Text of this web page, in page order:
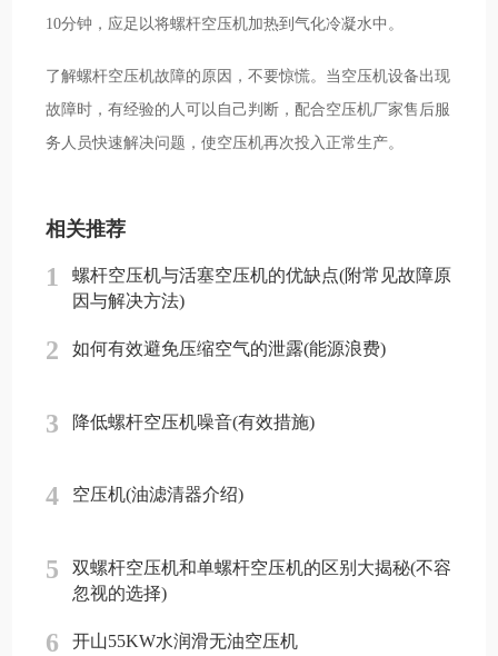
10分钟，应足以将螺杆空压机加热到气化冷凝水中。
了解螺杆空压机故障的原因，不要惊慌。当空压机设备出现
故障时，有经验的人可以自己判断，配合空压机厂家售后服
务人员快速解决问题，使空压机再次投入正常生产。
相关推荐
1
螺杆空压机与活塞空压机的优缺点(附常见故障原
因与解决方法)
2 如何有效避免压缩空气的泄露(能源浪费)
3 降低螺杆空压机噪音(有效措施)
4 空压机(油滤清器介绍)
5
双螺杆空压机和单螺杆空压机的区别大揭秘(不容
忽视的选择)
6 开山55KW水润滑无油空压机